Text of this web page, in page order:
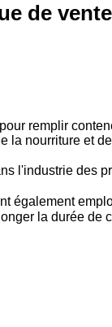
de
remplir
la nourriture et
l'industrie des
également
la durée de